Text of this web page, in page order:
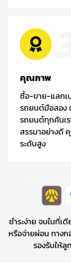
คุณภาพ
ซื้อ-ขาย-แลกเ
รถยนต์มือสอง
รถยนต์ทุกคันเ
สรรมาอย่างดี
ระดับสูง
ชำระง่าย จบในที่เ
หรือจ่ายผ่อน ทางก
รองรับให้